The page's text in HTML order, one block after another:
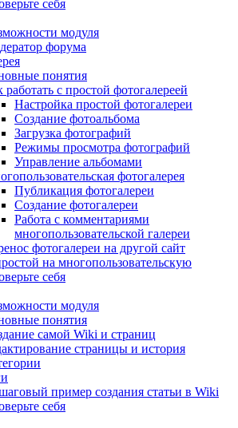
себя
модуля
форума
понятия
работать с простой фотогалереей
Настройка простой фотогалереи
Создание фотоальбома
Загрузка фотографий
Режимы просмотра фотографий
Управление альбомами
фотогалерея
Публикация фотогалереи
Создание фотогалереи
Работа с комментариями
многопользовательской галереи
фотогалереи на другой сайт
на многопользовательскую
себя
модуля
понятия
самой Wiki и страниц
страницы и история
пример создания статьи в Wiki
себя